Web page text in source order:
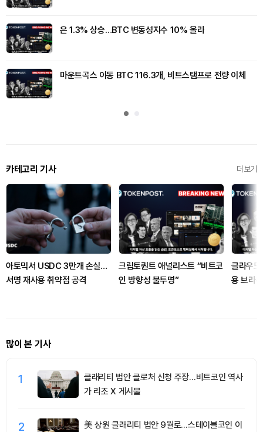
은 1.3% 상승…BTC 변동성지수 10% 올라
마운트곡스 이동 BTC 116.3개, 비트스탬프로 전량 이체
카테고리 기사 더보기
아토믹서 USDC 3만개 손실…
서명 재사용 취약점 공격
크립토퀀트 애널리스트 “비트코
인 방향성 불투명”
클라우
용 브라
많이 본 기사
1
클래리티 법안 클로처 신청 주장…비트코인 역사
가 리조 X 게시물
2 美 상원 클래리티 법안 9월로…스테이블코인 이